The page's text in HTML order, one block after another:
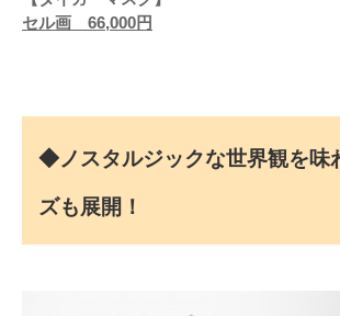
セル画 66,000円
◆ノスタルジックな世界観を味
ズも展開！